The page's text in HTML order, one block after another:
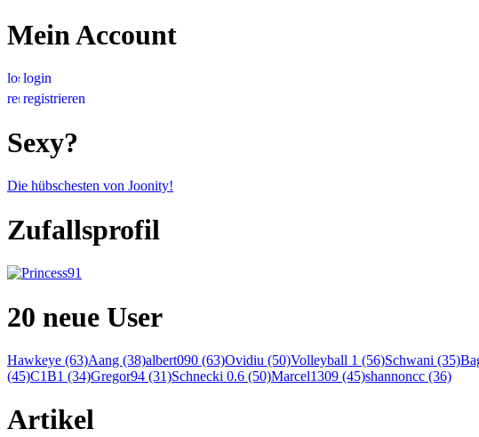
Mein Account
login
registrieren
Sexy?
Die hübschesten von Joonity!
Zufallsprofil
20 neue User
Hawkeye (63)Aang (38)albert090 (63)Ovidiu (50)Volleyball 1 (56)Schwani (35)
(45)C1B1 (34)Gregor94 (31)Schnecki 0.6 (50)Marcel1309 (45)shannoncc (36)
Artikel